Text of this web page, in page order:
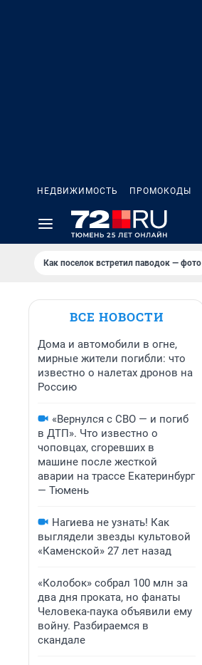
НЕДВИЖИМОСТЬ ПРОМОКОДЫ
Как поселок встретил паводок — фото
ВСЕ НОВОСТИ
Дома и автомобили в огне,
мирные жители погибли: что
известно о налетах дронов на
Россию
«Вернулся с СВО — и погиб
в ДТП». Что известно о
чоповцах, сгоревших в
машине после жесткой
аварии на трассе Екатеринбург
— Тюмень
Нагиева не узнать! Как
выглядели звезды культовой
«Каменской» 27 лет назад
«Колобок» собрал 100 млн за
два дня проката, но фанаты
Человека-паука объявили ему
войну. Разбираемся в
скандале